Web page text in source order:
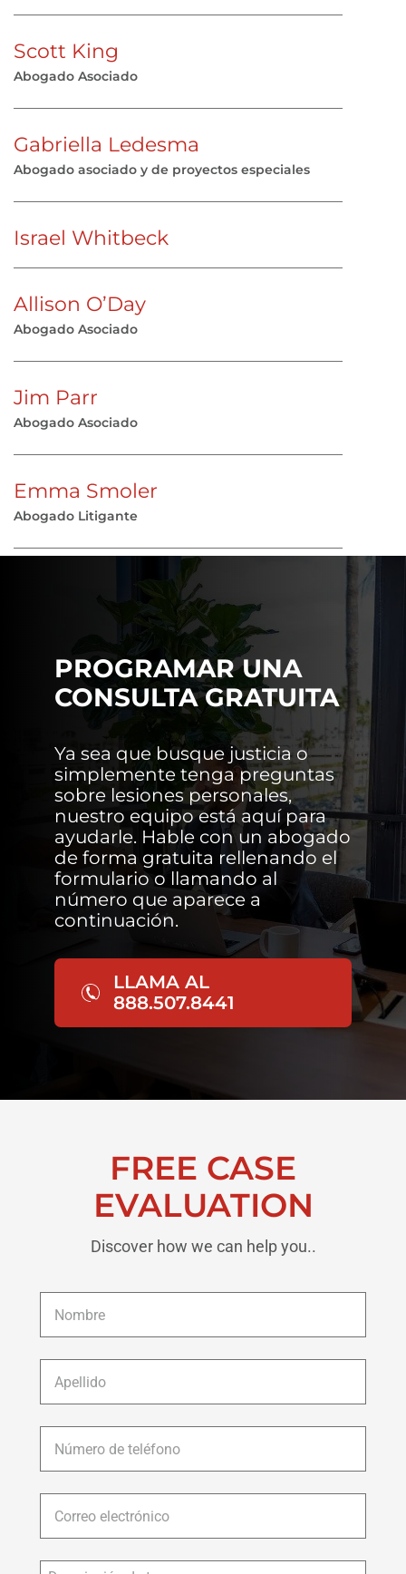
Scott King
Abogado Asociado
Gabriella Ledesma
Abogado asociado y de proyectos especiales
Israel Whitbeck
Allison O’Day
Abogado Asociado
Jim Parr
Abogado Asociado
Emma Smoler
Abogado Litigante
PROGRAMAR UNA
CONSULTA GRATUITA
Ya sea que busque justicia o
simplemente tenga preguntas
sobre lesiones personales,
nuestro equipo está aquí para
ayudarle. Hable con un abogado
de forma gratuita rellenando el
formulario o llamando al
número que aparece a
continuación.
LLAMA AL
888.507.8441
FREE CASE
EVALUATION
Discover how we can help you..
Nombre *
Apellido *
Número
de
teléfono *
Correo
electrónico *
Descripción